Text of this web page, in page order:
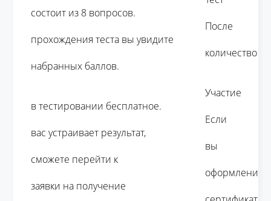
состоит из 8 вопросов.
прохождения теста вы увидите
набранных баллов.
в тестировании бесплатное.
вас устраивает результат,
сможете перейти к
заявки на получение